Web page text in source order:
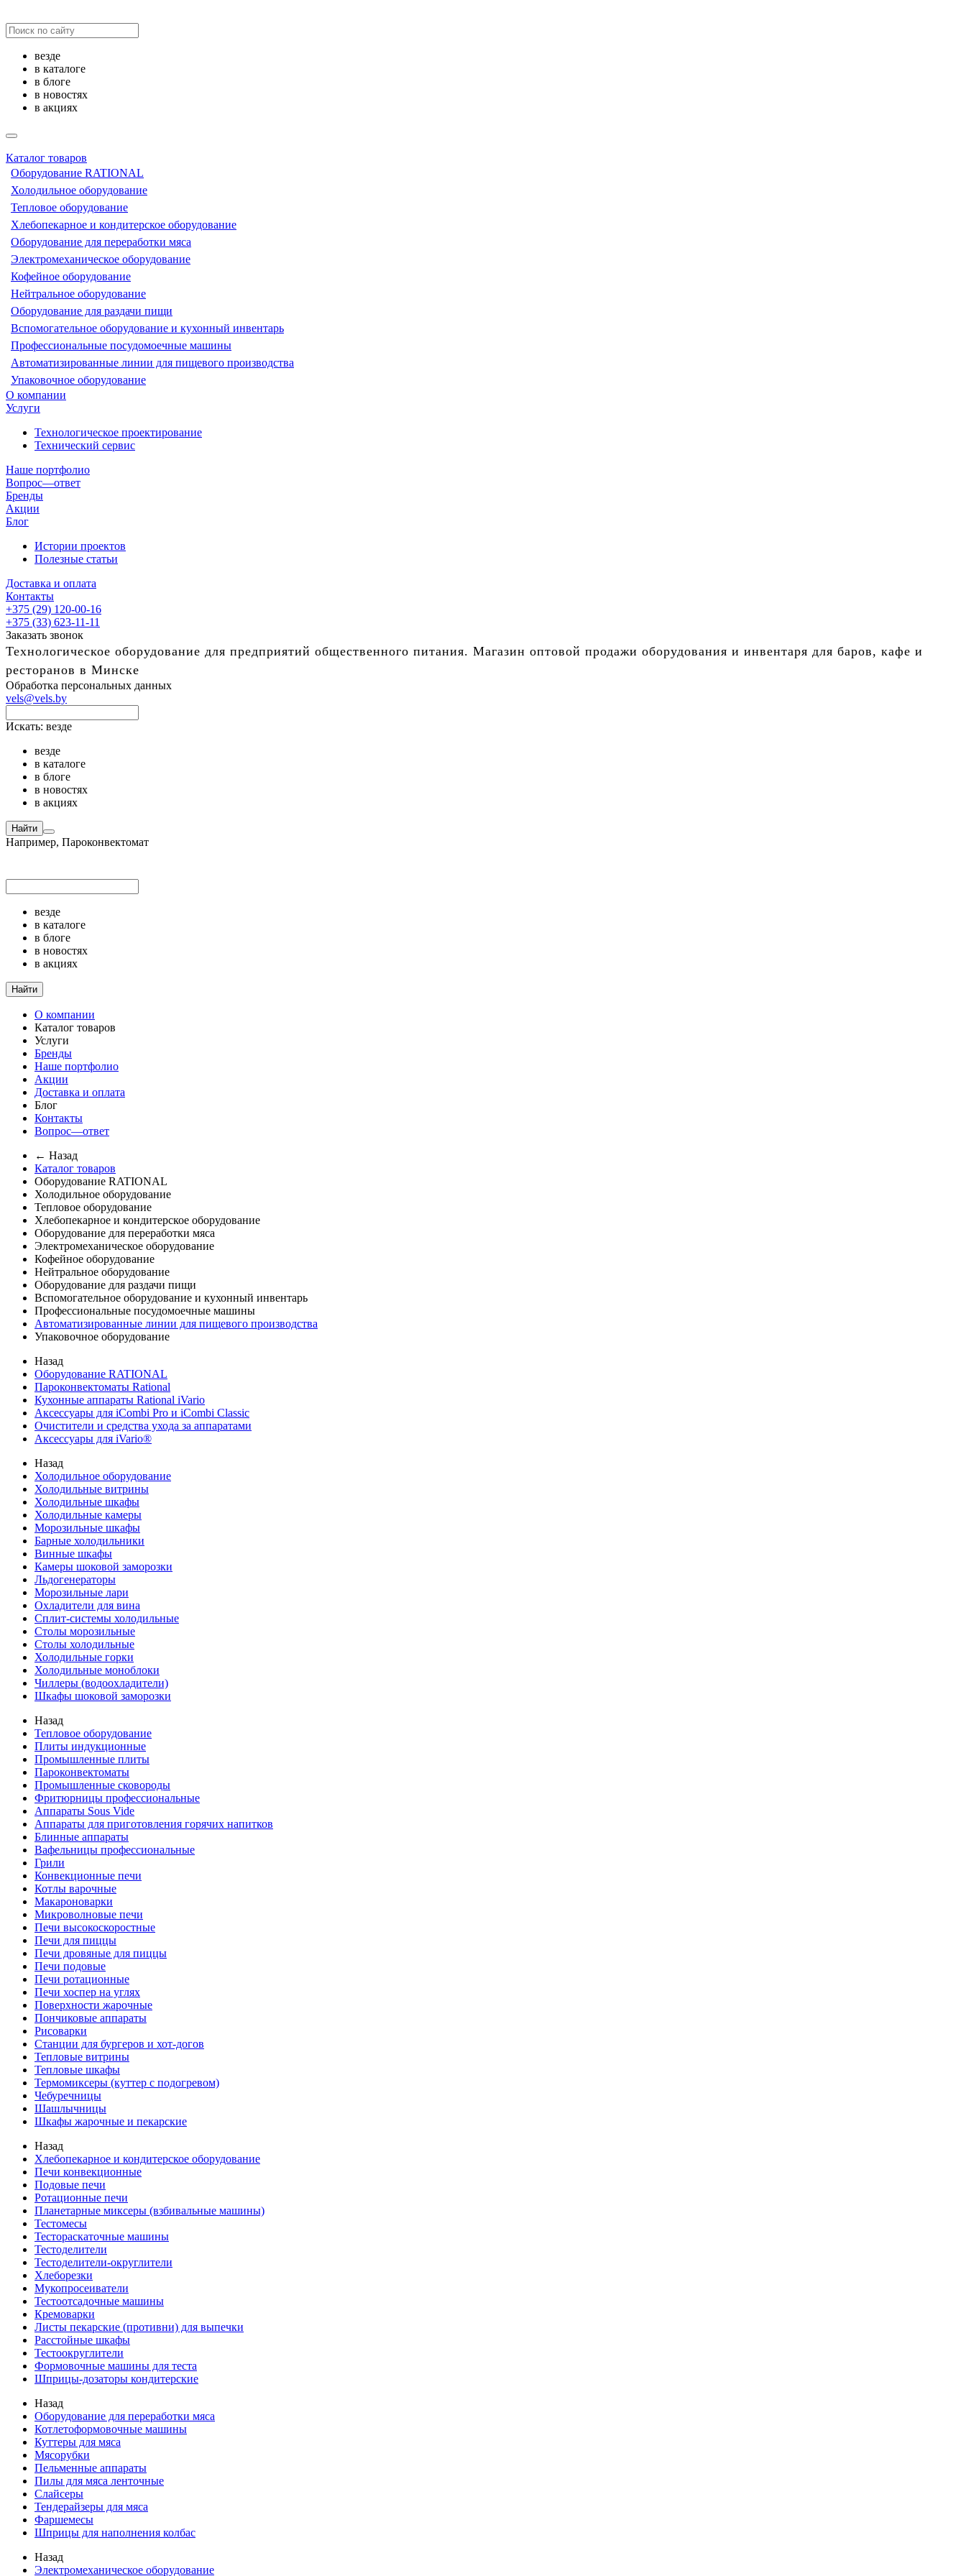
везде
в каталоге
в блоге
в новостях
в акциях
Каталог товаров
Оборудование RATIONAL
Холодильное оборудование
Тепловое оборудование
Хлебопекарное и кондитерское оборудование
Оборудование для переработки мяса
Электромеханическое оборудование
Кофейное оборудование
Нейтральное оборудование
Оборудование для раздачи пищи
Вспомогательное оборудование и кухонный инвентарь
Профессиональные посудомоечные машины
Автоматизированные линии для пищевого производства
Упаковочное оборудование
О компании
Услуги
Технологическое проектирование
Технический сервис
Наше портфолио
Вопрос—ответ
Бренды
Акции
Блог
Истории проектов
Полезные статьи
Доставка и оплата
Контакты
+375 (29) 120-00-16
+375 (33) 623-11-11
Заказать звонок
Технологическое оборудование для предприятий общественного питания. Магазин оптовой продажи оборудования и инвентаря для баров, кафе и
ресторанов в Минске
Обработка персональных данных
vels@vels.by
Искать: везде
везде
в каталоге
в блоге
в новостях
в акциях
Найти
Например, Пароконвектомат
везде
в каталоге
в блоге
в новостях
в акциях
Найти
О компании
Каталог товаров
Услуги
Бренды
Наше портфолио
Акции
Доставка и оплата
Блог
Контакты
Вопрос—ответ
← Назад
Каталог товаров
Оборудование RATIONAL
Холодильное оборудование
Тепловое оборудование
Хлебопекарное и кондитерское оборудование
Оборудование для переработки мяса
Электромеханическое оборудование
Кофейное оборудование
Нейтральное оборудование
Оборудование для раздачи пищи
Вспомогательное оборудование и кухонный инвентарь
Профессиональные посудомоечные машины
Автоматизированные линии для пищевого производства
Упаковочное оборудование
Назад
Оборудование RATIONAL
Пароконвектоматы Rational
Кухонные аппараты Rational iVario
Аксессуары для iCombi Pro и iCombi Classic
Очистители и средства ухода за аппаратами
Аксессуары для iVario®
Назад
Холодильное оборудование
Холодильные витрины
Холодильные шкафы
Холодильные камеры
Морозильные шкафы
Барные холодильники
Винные шкафы
Камеры шоковой заморозки
Льдогенераторы
Морозильные лари
Охладители для вина
Сплит-системы холодильные
Столы морозильные
Столы холодильные
Холодильные горки
Холодильные моноблоки
Чиллеры (водоохладители)
Шкафы шоковой заморозки
Назад
Тепловое оборудование
Плиты индукционные
Промышленные плиты
Пароконвектоматы
Промышленные сковороды
Фритюрницы профессиональные
Аппараты Sous Vide
Аппараты для приготовления горячих напитков
Блинные аппараты
Вафельницы профессиональные
Грили
Конвекционные печи
Котлы варочные
Макароноварки
Микроволновые печи
Печи высокоскоростные
Печи для пиццы
Печи дровяные для пиццы
Печи подовые
Печи ротационные
Печи хоспер на углях
Поверхности жарочные
Пончиковые аппараты
Рисоварки
Станции для бургеров и хот-догов
Тепловые витрины
Тепловые шкафы
Термомиксеры (куттер с подогревом)
Чебуречницы
Шашлычницы
Шкафы жарочные и пекарские
Назад
Хлебопекарное и кондитерское оборудование
Печи конвекционные
Подовые печи
Ротационные печи
Планетарные миксеры (взбивальные машины)
Тестомесы
Тестораскаточные машины
Тестоделители
Тестоделители-округлители
Хлеборезки
Мукопросеиватели
Тестоотсадочные машины
Кремоварки
Листы пекарские (противни) для выпечки
Расстойные шкафы
Тестоокруглители
Формовочные машины для теста
Шприцы-дозаторы кондитерские
Назад
Оборудование для переработки мяса
Котлетоформовочные машины
Куттеры для мяса
Мясорубки
Пельменные аппараты
Пилы для мяса ленточные
Слайсеры
Тендерайзеры для мяса
Фаршемесы
Шприцы для наполнения колбас
Назад
Электромеханическое оборудование